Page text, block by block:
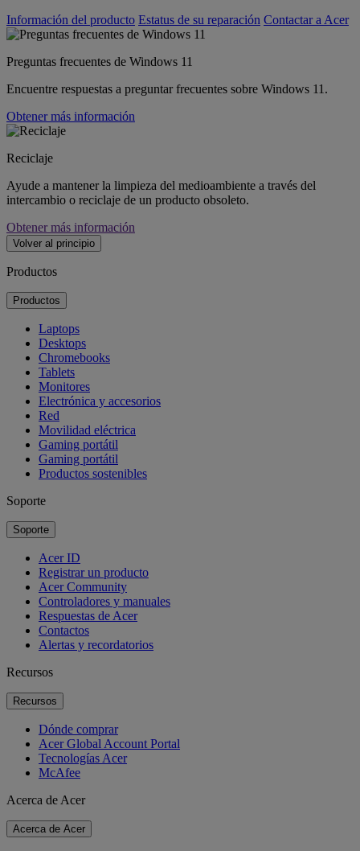
Información del producto Estatus de su reparación Contactar a Acer
Preguntas frecuentes de Windows 11
Encuentre respuestas a preguntar frecuentes sobre Windows 11.
Obtener más información
Reciclaje
Ayude a mantener la limpieza del medioambiente a través del
intercambio o reciclaje de un producto obsoleto.
Obtener más información
Volver al principio
Productos
Productos
Laptops
Desktops
Chromebooks
Tablets
Monitores
Electrónica y accesorios
Red
Movilidad eléctrica
Gaming portátil
Gaming portátil
Productos sostenibles
Soporte
Soporte
Acer ID
Registrar un producto
Acer Community
Controladores y manuales
Respuestas de Acer
Contactos
Alertas y recordatorios
Recursos
Recursos
Dónde comprar
Acer Global Account Portal
Tecnologías Acer
McAfee
Acerca de Acer
Acerca de Acer